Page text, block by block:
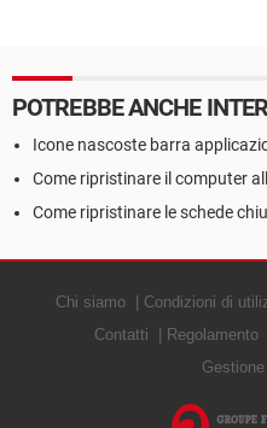
POTREBBE ANCHE
Icone nascoste barra
Come ripristinare il computer
Come ripristinare le schede
Chi siamo Condizioni di
Contatti
Regolamento